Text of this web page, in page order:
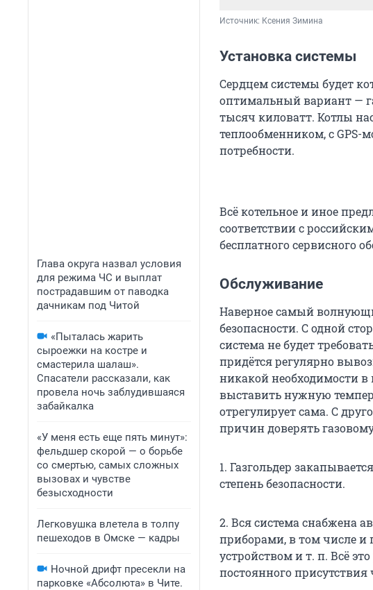
Глава округа назвал условия
для режима ЧС и выплат
пострадавшим от паводка
дачникам под Читой
«Пыталась жарить
сыроежки на костре и
смастерила шалаш».
Спасатели рассказали, как
провела ночь заблудившаяся
забайкалка
«У меня есть еще пять минут»:
фельдшер скорой — о борьбе
со смертью, самых сложных
вызовах и чувстве
безысходности
Легковушка влетела в толпу
пешеходов в Омске — кадры
Ночной дрифт пресекли на
парковке «Абсолюта» в Чите.
Источник: Ксения Зимина
Установка системы
Сердцем системы будет
оптимальный вариант —
тысяч киловатт. Котлы
теплообменником, с
потребности.
Всё котельное и иное
соответствии с
бесплатного сервисного
Обслуживание
Наверное самый
безопасности. С одной
система не будет
придётся регулярно
никакой необходимости в
выставить нужную
отрегулирует сама. С
причин доверять
1. Газгольдер
степень безопасности.
2. Вся система снабжена
приборами, в том числе
устройством и т. п. Всё
постоянного присутствия